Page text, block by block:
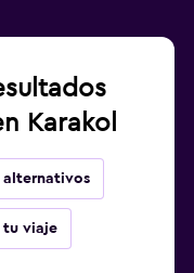
Karakol
alternativos
tu viaje